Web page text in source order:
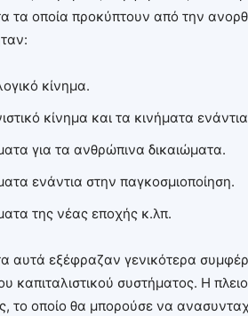
τα οποία προκύπτουν από την
κίνημα.
κίνημα και τα κινήματα
για τα ανθρώπινα δικαιώματα.
ενάντια στην παγκοσμιοποίηση.
της νέας εποχής κ.λπ.
αυτά εξέφραζαν γενικότερα
καπιταλιστικού συστήματος. Η
το οποίο θα μπορούσε να